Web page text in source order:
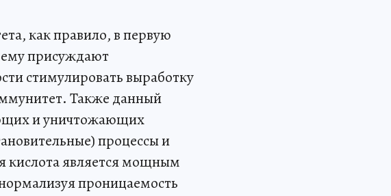
как правило, в первую
присуждают
стимулировать выработку
Также данный
и уничтожающих
процессы и
кислота является мощным
проницаемость